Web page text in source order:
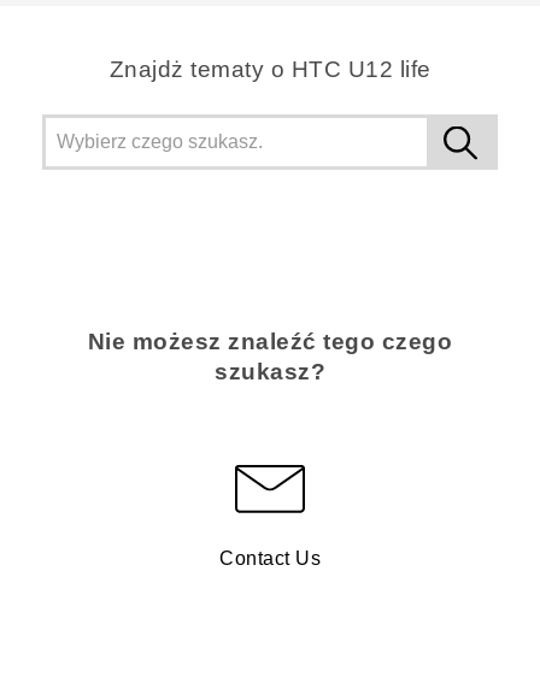
Znajdż tematy o HTC U12 life
Nie możesz znaleźć tego czego
szukasz?
Contact Us